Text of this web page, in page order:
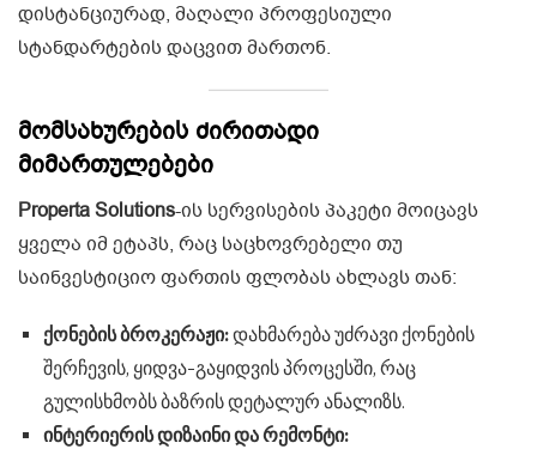
დისტანციურად, მაღალი პროფესიული
სტანდარტების დაცვით მართონ.
მომსახურების ძირითადი
მიმართულებები
Properta Solutions-ის სერვისების პაკეტი მოიცავს
ყველა იმ ეტაპს, რაც საცხოვრებელი თუ
საინვესტიციო ფართის ფლობას ახლავს თან:
ქონების ბროკერაჟი:დახმარება უძრავი ქონების
შერჩევის, ყიდვა-გაყიდვის პროცესში, რაც
გულისხმობს ბაზრის დეტალურ ანალიზს.
ინტერიერის დიზაინი და რემონტი: